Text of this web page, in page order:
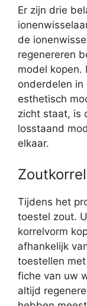
Er zijn drie
de
regenereren
model kopen.
onderdelen in
esthetisch
zicht staat, is
losstaand
elkaar.
Tijdens het
toestel zout.
korrelvorm
afhankelijk
toestellen
fiche van uw
altijd